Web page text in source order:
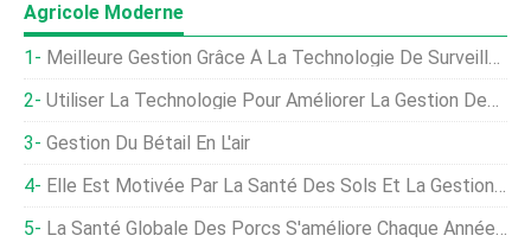
Agricole Moderne
Meilleure Gestion Grâce À La Technologie De Surveillance Des Grains
Utiliser La Technologie Pour Améliorer La Gestion Des Cultures
Gestion Du Bétail En L'air
Elle Est Motivée Par La Santé Des Sols Et La Gestion Des Pâturages
La Santé Globale Des Porcs S'améliore Chaque Année, Dit La Clinique De Gestion Des Truies